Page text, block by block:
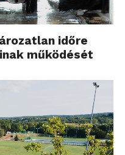
időre
működését